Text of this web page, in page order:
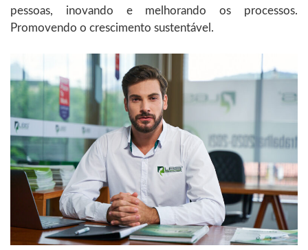
pessoas, inovando e melhorando os processos.
Promovendo o crescimento sustentável.